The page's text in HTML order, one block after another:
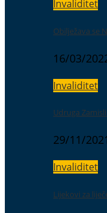
Invaliditet
Obilježava se
16/03/
Invaliditet
Udruga
29/11/2021
Invaliditet
Lijekovi za